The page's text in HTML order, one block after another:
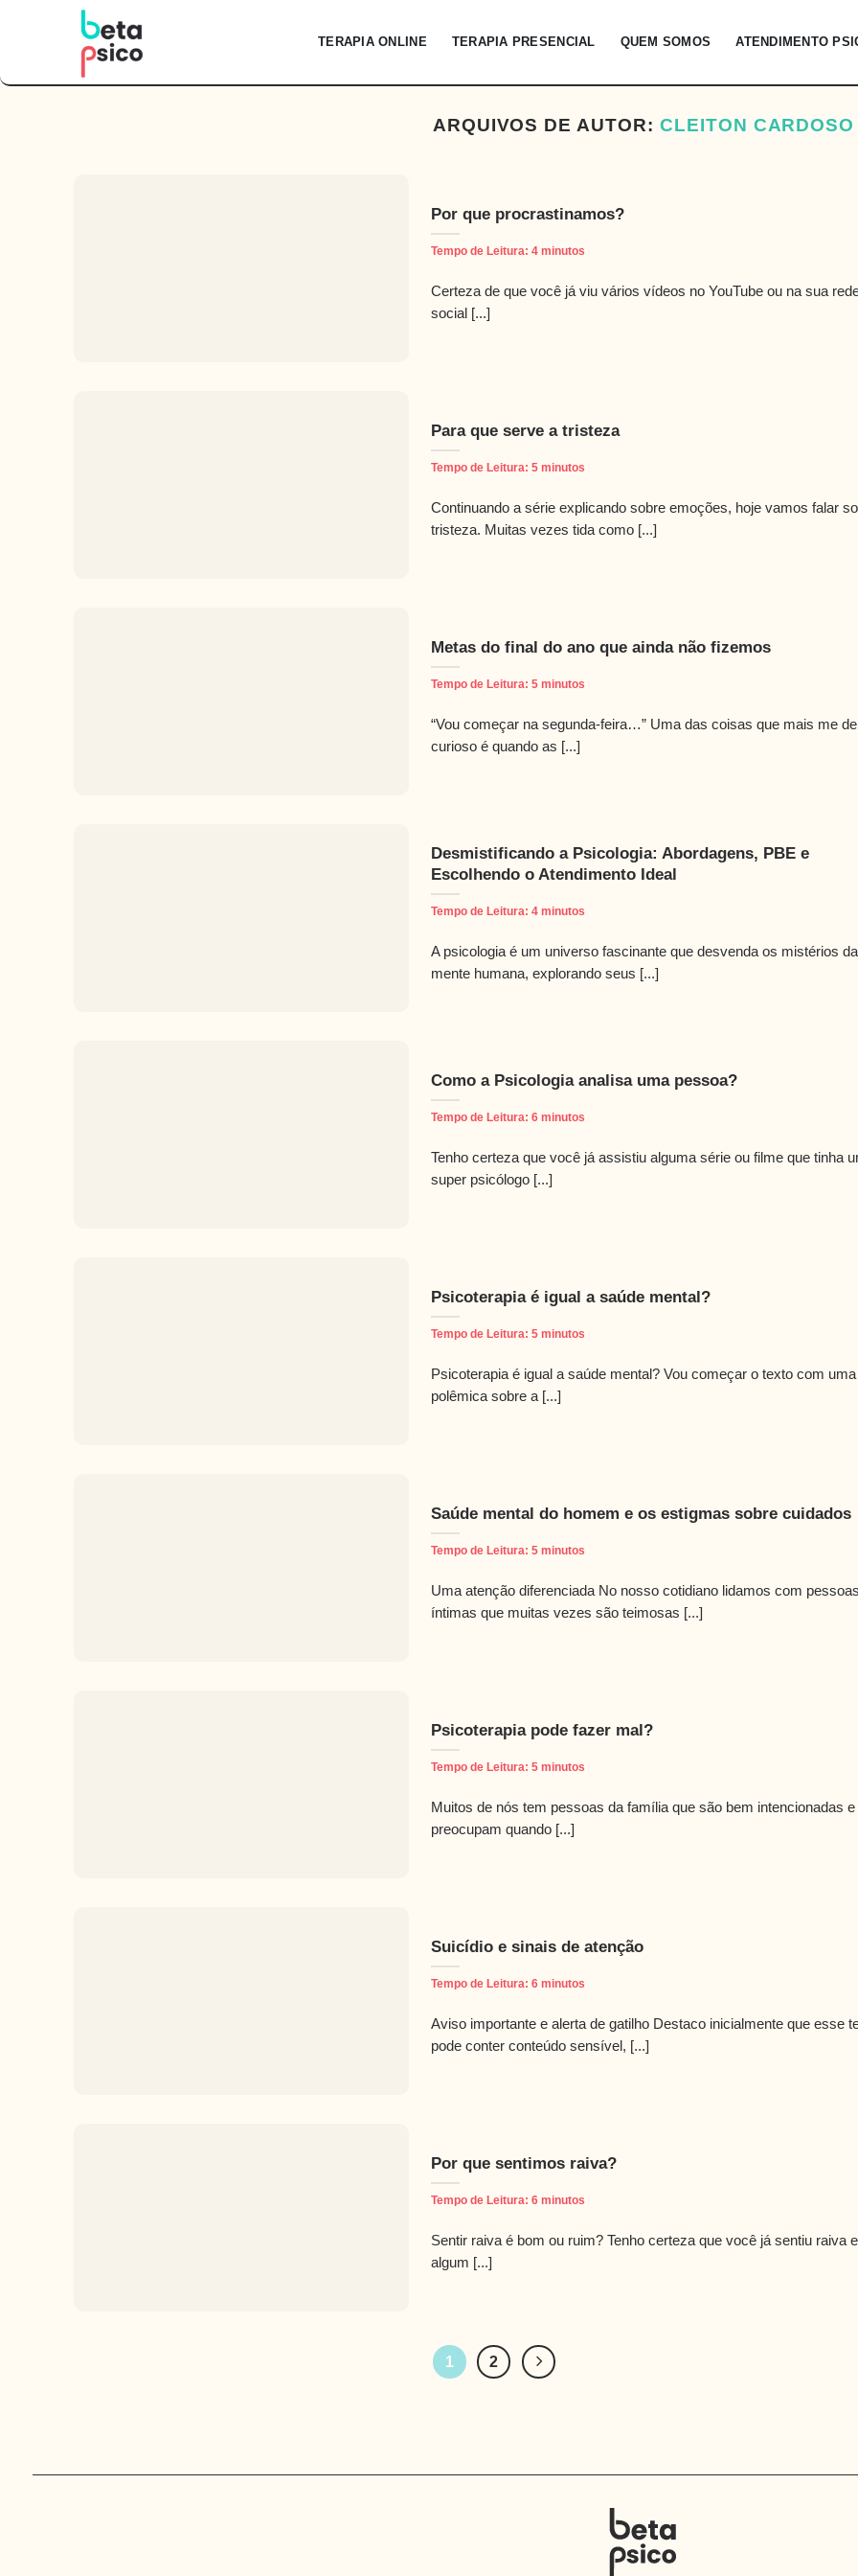
TERAPIA ONLINE TERAPIA PRESENCIAL QUEM SOMOS ATENDIMENTO
ARQUIVOS DE AUTOR: CLEITON CARDOSO
Por que procrastinamos?
Tempo de Leitura: 4 minutos
Certeza de que você já viu vários vídeos no YouTube ou na sua
social [...]
Para que serve a tristeza
Tempo de Leitura: 5 minutos
Continuando a série explicando sobre emoções, hoje vamos falar
tristeza. Muitas vezes tida como [...]
Metas do final do ano que ainda não fizemos
Tempo de Leitura: 5 minutos
“Vou começar na segunda-feira…” Uma das coisas que mais me
curioso é quando as [...]
Desmistificando a Psicologia: Abordagens, PBE e
Escolhendo o Atendimento Ideal
Tempo de Leitura: 4 minutos
A psicologia é um universo fascinante que desvenda os mistérios da
mente humana, explorando seus [...]
Como a Psicologia analisa uma pessoa?
Tempo de Leitura: 6 minutos
Tenho certeza que você já assistiu alguma série ou filme que tinha
super psicólogo [...]
Psicoterapia é igual a saúde mental?
Tempo de Leitura: 5 minutos
Psicoterapia é igual a saúde mental? Vou começar o texto com uma
polêmica sobre a [...]
Saúde mental do homem e os estigmas sobre cuidados
Tempo de Leitura: 5 minutos
Uma atenção diferenciada No nosso cotidiano lidamos com
íntimas que muitas vezes são teimosas [...]
Psicoterapia pode fazer mal?
Tempo de Leitura: 5 minutos
Muitos de nós tem pessoas da família que são bem intencionadas e
preocupam quando [...]
Suicídio e sinais de atenção
Tempo de Leitura: 6 minutos
Aviso importante e alerta de gatilho Destaco inicialmente que esse
pode conter conteúdo sensível, [...]
Por que sentimos raiva?
Tempo de Leitura: 6 minutos
Sentir raiva é bom ou ruim? Tenho certeza que você já sentiu raiva
algum [...]
1 2